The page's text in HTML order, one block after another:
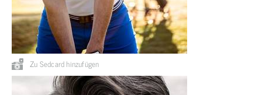
Zu Sedcard hinzufügen